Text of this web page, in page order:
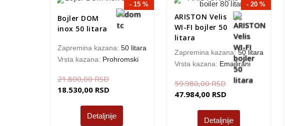
- 15 %
Bojler DOM
inox 50 litara
Zapremina kazana: 50 litara
Vrsta kazana: Prohromski
21.800,00RSD
18.530,00 RSD
Detaljnije
- 20 %
ARISTON Velis
WI-FI bojler 50
litara
Zapremina kazana:50 litara
Vrsta kazana: Emajlirani
59.980,00RSD
47.984,00 RSD
Detaljnije